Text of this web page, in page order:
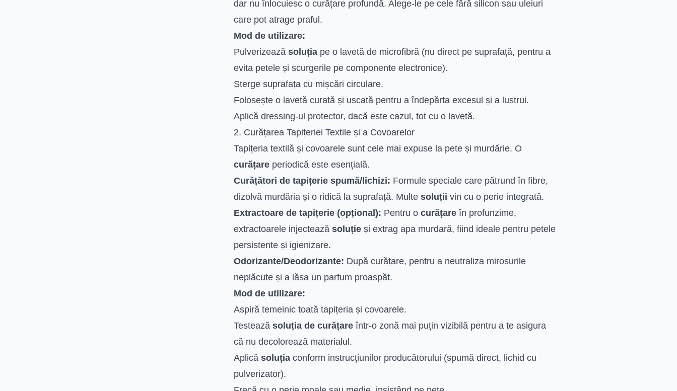
dar nu înlocuiesc o curățare profundă. Alege-le pe cele fără silicon sau uleiuri
care pot atrage praful.
Mod de utilizare:
Pulverizează soluția pe o lavetă de microfibră (nu direct pe suprafață, pentru a
evita petele și scurgerile pe componente electronice).
Șterge suprafața cu mișcări circulare.
Folosește o lavetă curată și uscată pentru a îndepărta excesul și a lustrui.
Aplică dressing-ul protector, dacă este cazul, tot cu o lavetă.
2. Curățarea Tapițeriei Textile și a Covoarelor
Tapițeria textilă și covoarele sunt cele mai expuse la pete și murdărie. O
curățare periodică este esențială.
Curățători de tapițerie spumă/lichizi: Formule speciale care pătrund în fibre,
dizolvă murdăria și o ridică la suprafață. Multe soluții vin cu o perie integrată.
Extractoare de tapițerie (opțional): Pentru o curățare în profunzime,
extractoarele injectează soluție și extrag apa murdară, fiind ideale pentru petele
persistente și igienizare.
Odorizante/Deodorizante: După curățare, pentru a neutraliza mirosurile
neplăcute și a lăsa un parfum proaspăt.
Mod de utilizare:
Aspiră temeinic toată tapițeria și covoarele.
Testează soluția de curățare într-o zonă mai puțin vizibilă pentru a te asigura
că nu decolorează materialul.
Aplică soluția conform instrucțiunilor producătorului (spumă direct, lichid cu
pulverizator).